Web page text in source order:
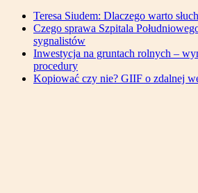
Teresa Siudem: Dlaczego warto
Czego sprawa Szpitala
sygnalistów
Inwestycja na gruntach rolnych –
procedury
Kopiować czy nie? GIIF o zdalnej